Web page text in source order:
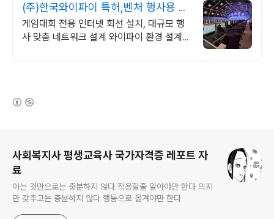
(주)한국와이파이 특허,벤처 행사용 대
용량 인터넷 구축
게임대회 전용 인터넷 회선 설치, 대규모 행
사 맞춤 네트워크 설계 와이파이 환경 설계
사회복지사 평생교육사 국가자격증 레포트 자
료
아는 것만으로는 충분하지 않다 적용할줄 알아야만 한다 의지
만 갖추고는 충분하지 않다 행동으로 옮겨야만 한다